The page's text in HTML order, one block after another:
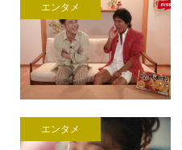
エンタメ
エンタメ